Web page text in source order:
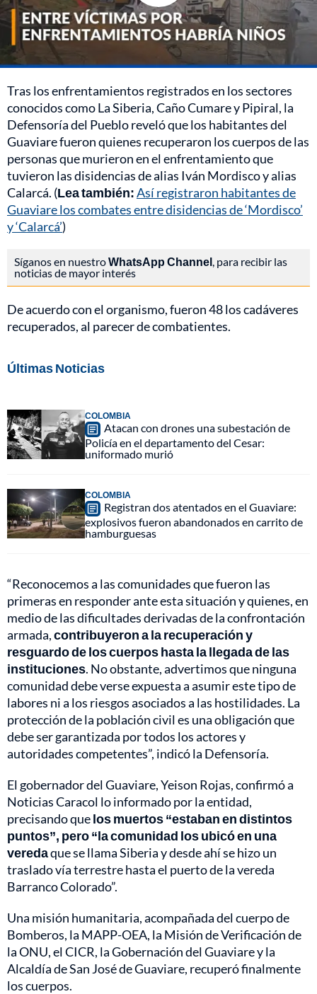
Tras los enfrentamientos registrados en los sectores
conocidos como La Siberia, Caño Cumare y Pipiral, la
Defensoría del Pueblo reveló que los habitantes del
Guaviare fueron quienes recuperaron los cuerpos de las
personas que murieron en el enfrentamiento que
tuvieron las disidencias de alias Iván Mordisco y alias
Calarcá. (Lea también:Así registraron habitantes de
Guaviare los combates entre disidencias de ‘Mordisco’
y ‘Calarcá’)
Síganos en nuestroWhatsApp Channel , para recibir las
noticias de mayor interés
De acuerdo con el organismo, fueron 48 los cadáveres
recuperados, al parecer de combatientes.
Últimas Noticias
COLOMBIA
Atacan con drones una subestación de
Policía en el departamento del Cesar:
uniformado murió
COLOMBIA
Registran dos atentados en el Guaviare:
explosivos fueron abandonados en carrito de
hamburguesas
“Reconocemos a las comunidades que fueron las
primeras en responder ante esta situación y quienes, en
medio de las dificultades derivadas de la confrontación
armada,contribuyeron a la recuperación y
resguardo de los cuerpos hasta la llegada de las
instituciones. No obstante, advertimos que ninguna
comunidad debe verse expuesta a asumir este tipo de
labores ni a los riesgos asociados a las hostilidades. La
protección de la población civil es una obligación que
debe ser garantizada por todos los actores y
autoridades competentes”, indicó la Defensoría.
El gobernador del Guaviare, Yeison Rojas, confirmó a
Noticias Caracol lo informado por la entidad,
precisando quelos muertos “estaban en distintos
puntos”, pero “la comunidad los ubicó en una
veredaque se llama Siberia y desde ahí se hizo un
traslado vía terrestre hasta el puerto de la vereda
Barranco Colorado”.
Una misión humanitaria, acompañada del cuerpo de
Bomberos, la MAPP-OEA, la Misión de Verificación de
la ONU, el CICR, la Gobernación del Guaviare y la
Alcaldía de San José de Guaviare, recuperó finalmente
los cuerpos.